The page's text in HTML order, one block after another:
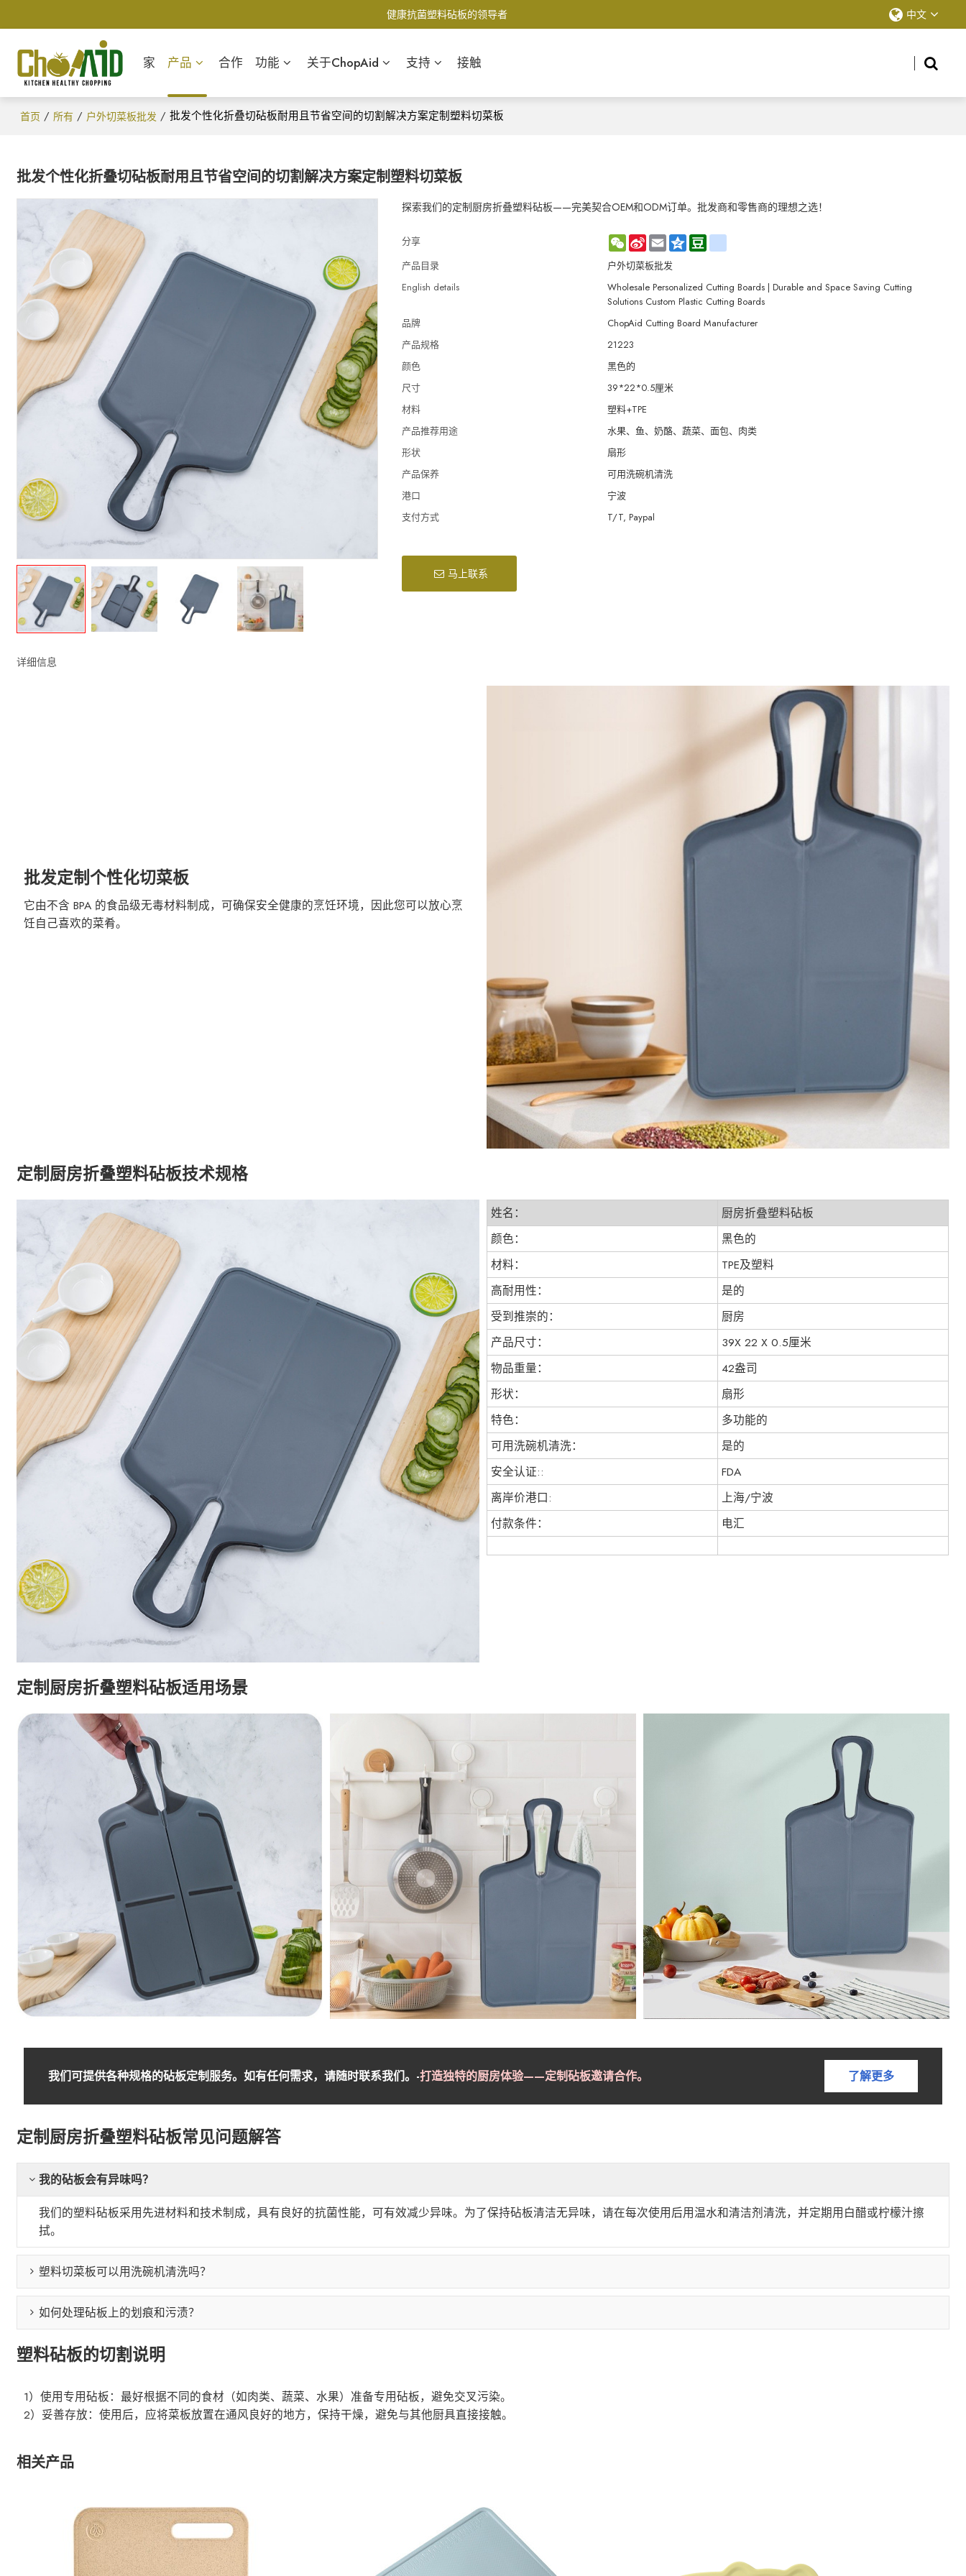
健康抗菌塑料砧板的领导者 中文
家 产品 合作 功能 关于ChopAid 支持 接触
首页 / 所有 / 户外切菜板批发 / 批发个性化折叠切砧板耐用且节省空间的切割解决方案定制塑料切菜板
批发个性化折叠切砧板耐用且节省空间的切割解决方案定制塑料切菜板
探索我们的定制厨房折叠塑料砧板——完美契合OEM和ODM订单。批发商和零售商的理想之选！
分享 WeChat
Sina
Weibo
Email QzoneDouban
产品目录
户外切菜板批发
English details
Wholesale Personalized Cutting Boards | Durable and Space Saving Cutting
Solutions Custom Plastic Cutting Boards
品牌
ChopAid Cutting Board Manufacturer
产品规格
21223
颜色
黑色的
尺寸
39*22*0.5厘米
材料
塑料+TPE
产品推荐用途
水果、鱼、奶酪、蔬菜、面包、肉类
形状
扇形
产品保养
可用洗碗机清洗
港口
宁波
支付方式
T/T, Paypal
马上联系
详细信息
批发定制个性化切菜板
它由不含 BPA 的食品级无毒材料制成，可确保安全健康的烹饪环境，因此您可以放心烹
饪自己喜欢的菜肴。
定制厨房折叠塑料砧板技术规格
姓名：
厨房折叠塑料砧板
颜色：
黑色的
材料：
TPE及塑料
高耐用性：
是的
受到推崇的：
厨房
产品尺寸：
39X 22 X 0.5厘米
物品重量：
42盎司
形状：
扇形
特色：
多功能的
可用洗碗机清洗：
是的
安全认证::
FDA
离岸价港口:
上海/宁波
付款条件：
电汇
定制厨房折叠塑料砧板适用场景
我们可提供各种规格的砧板定制服务。如有任何需求，请随时联系我们。-打造独特的厨房体验——定制砧板邀请合作。 了解更多
定制厨房折叠塑料砧板常见问题解答
我的砧板会有异味吗？
我们的塑料砧板采用先进材料和技术制成，具有良好的抗菌性能，可有效减少异味。为了保持砧板清洁无异味，请在每次使用后用温水和清洁剂清洗，并定期用白醋或柠檬汁擦
拭。
塑料切菜板可以用洗碗机清洗吗？
如何处理砧板上的划痕和污渍？
塑料砧板的切割说明
1）使用专用砧板：最好根据不同的食材（如肉类、蔬菜、水果）准备专用砧板，避免交叉污染。
2）妥善存放：使用后，应将菜板放置在通风良好的地方，保持干燥，避免与其他厨具直接接触。
相关产品